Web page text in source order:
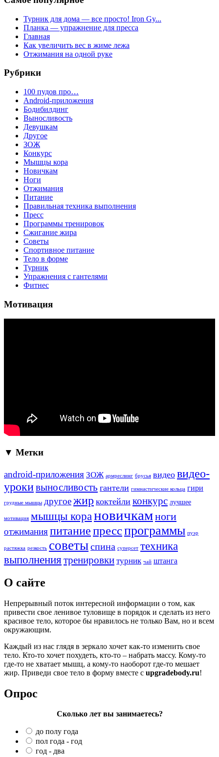
Турник для дома — все просто! Iron Gy...
Планка — упражнение для пресса
Главная
Как увеличить вес в жиме лежа
Отжимания на одной руке
Рубрики
100 пудов про…
Android-приложения
Бодибилдинг
Выносливость
Девушкам
Другое
ЗОЖ
Конкурс
Мышцы кора
Новичкам
Ноги
Отжимания
Питание
Правильная техника выполнения
Пресс
Программы тренировок
Сжигание жира
Советы
Спортивное питание
Тело в форме
Турник
Упражнения с гантелями
Фитнес
Мотивация
▼ Метки
android-приложения ЗОЖ армреслинг брусья видео видео-
урокивыносливость гантели гимнастические кольца гири
грудные мышцы другоежир коктейли конкурс лучшее
мотивация мышцы кора новичкамноги
отжиманияпитаниепресспрограммы пуэр
растяжка резкость советыспина суперсет техника
выполнения тренировки турник чай штанга
О сайте
Непрерывный поток интересной информации о том, как
привести свое ленивое туловище в порядок и сделать из него
красивое тело, которое бы нравилось не только Вам, но и всем
окружающим.
Каждый из нас глядя в зеркало хочет как-то изменить свое
тело. Кто-то хочет похудеть, кто-то – набрать массу. Кому-то
где-то не хватает мышц, а кому-то наоборот где-то мешает
жир. Приведи свое тело в форму вместе с upgradebody.ru!
Опрос
Сколько лет вы занимаетесь?
до полу года
пол года - год
год - два